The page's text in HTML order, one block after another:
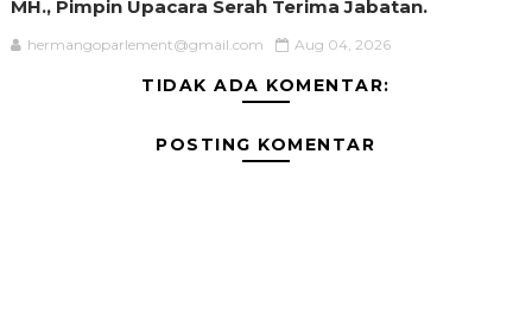
MH., Pimpin Upacara Serah Terima Jabatan.
hermangoparlement@gmail.com Aug 04, 2026
TIDAK ADA KOMENTAR:
POSTING KOMENTAR